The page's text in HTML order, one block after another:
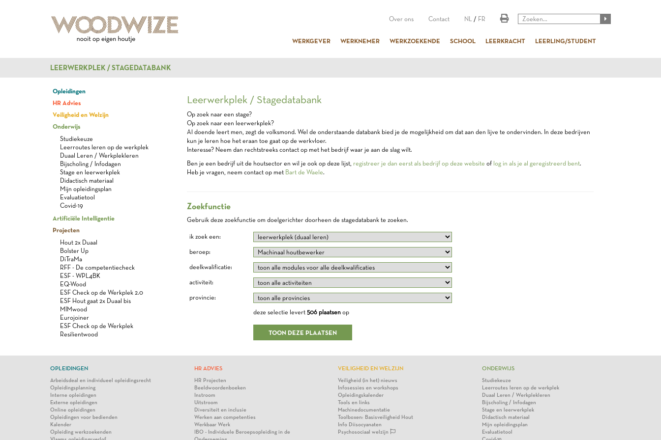
Over ons Contact NL / FR
WERKGEVER WERKNEMER WERKZOEKENDE SCHOOL LEERKRACHT LEERLING/STUDENT
LEERWERKPLEK / STAGEDATABANK
Opleidingen
HR Advies
Veiligheid en Welzijn
Onderwijs
Studiekeuze
Leerroutes leren op de werkplek
Duaal Leren / Werkplekleren
Bijscholing / Infodagen
Stage en leerwerkplek
Didactisch materiaal
Mijn opleidingsplan
Evaluatietool
Covid-19
Artificiële Intelligentie
Projecten
Hout 2x Duaal
Bolster Up
DiTraMa
RFF - De competentiecheck
ESF - WPL4BK
EQ-Wood
ESF Check op de Werkplek 2.0
ESF Hout gaat 2x Duaal bis
MIMwood
Eurojoiner
ESF Check op de Werkplek
Resilientwood
Leerwerkplek / Stagedatabank
Op zoek naar een stage?
Op zoek naar een leerwerkplek?
Al doende leert men, zegt de volksmond. Wel de onderstaande databank bied je de mogelijkheid om dat aan den lijve te ondervinden. In deze bedrijven
kun je leren hoe het eraan toe gaat op de werkvloer.
Interesse? Neem dan rechtstreeks contact op met het bedrijf waar je aan de slag wilt.
Ben je een bedrijf uit de houtsector en wil je ook op deze lijst, registreer je dan eerst als bedrijf op deze website of log in als je al geregistreerd bent.
Heb je vragen, neem contact op met Bart de Waele.
Zoekfunctie
Gebruik deze zoekfunctie om doelgerichter doorheen de stagedatabank te zoeken.
ik zoek een:
beroep:
deelkwalificatie:
activiteit:
provincie:
deze selectie levert 506 plaatsenop
OPLEIDINGEN
Arbeidsdeal en individueel opleidingsrecht
Opleidingsplanning
Interne opleidingen
Externe opleidingen
Online opleidingen
Opleidingen voor bedienden
Kalender
Opleiding werkzoekenden
HR ADVIES
HR Projecten
Beeldwoordenboeken
Instroom
Uitstroom
Diversiteit en inclusie
Werken aan competenties
Werkbaar Werk
IBO - Individuele Beroepsopleiding in de
VEILIGHEID EN WELZIJN
Veiligheid (in het) nieuws
Infosessies en workshops
Opleidingskalender
Tools en links
Machinedocumentatie
Toolboxen: Basisveiligheid Hout
Info Diisocyanaten
Psychosociaal welzijn
ONDERWIJS
Studiekeuze
Leerroutes leren op de werkplek
Duaal Leren / Werkplekleren
Bijscholing / Infodagen
Stage en leerwerkplek
Didactisch materiaal
Mijn opleidingsplan
Evaluatietool